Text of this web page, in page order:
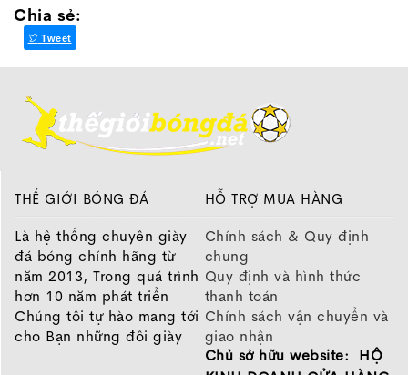
Chia sẻ:
Tweet
THẾ GIỚI BÓNG ĐÁ
Là hệ thống chuyên giày
đá bóng chính hãng từ
năm 2013, Trong quá trình
hơn 10 năm phát triển
Chúng tôi tự hào mang tới
cho Bạn những đôi giày
HỖ TRỢ MUA HÀNG
Chính sách & Quy định
chung
Quy định và hình thức
thanh toán
Chính sách vận chuyển và
giao nhận
Chính sách bảo hành
Chủ sở hữu website: HỘ